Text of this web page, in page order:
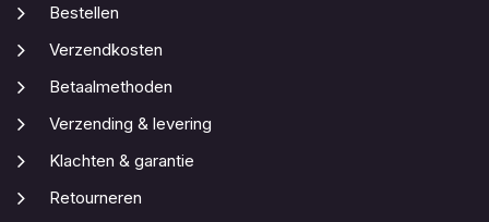
Bestellen
Verzendkosten
Betaalmethoden
Verzending & levering
Klachten & garantie
Retourneren